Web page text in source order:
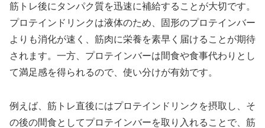
筋トレ後にタンパク質を迅速に補給することが大切です。
プロテインドリンクは液体のため、固形のプロテインバー
よりも消化が速く、筋肉に栄養を素早く届けることが期待
されます。一方、プロテインバーは間食や食事代わりとし
て満足感を得られるので、使い分けが有効です。
例えば、筋トレ直後にはプロテインドリンクを摂取し、そ
の後の間食としてプロテインバーを取り入れることで、筋